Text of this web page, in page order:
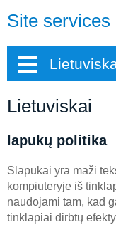
Site services
Lietuviskai
lapukų politika
Slapukai yra maži
kompiuteryje iš
naudojami tam, kad
tinklapiai dirbtų